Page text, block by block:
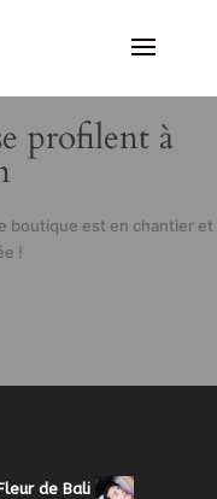
profilent à
boutique est en chantier et
!
de Bali